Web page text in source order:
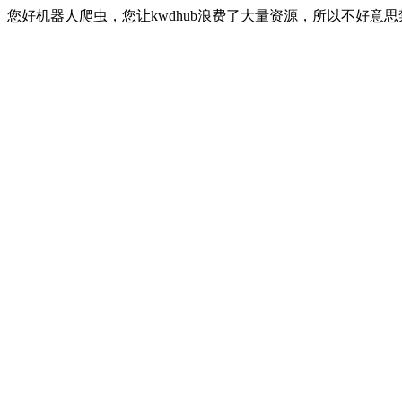
您好机器人爬虫，您让kwdhub浪费了大量资源，所以不好意思